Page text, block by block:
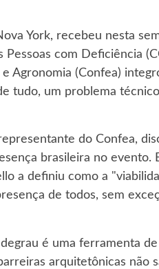
York, recebeu nesta
com Deficiência
Agronomia (Confea)
tudo, um problema
do Confea,
brasileira no evento.
a definiu como a
de todos, sem
é uma ferramenta
arquitetônicas não